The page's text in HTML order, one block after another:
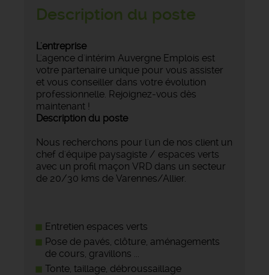
Description du poste
L'entreprise
L'agence d'intérim Auvergne Emplois est
votre partenaire unique pour vous assister
et vous conseiller dans votre évolution
professionnelle. Rejoignez-vous dès
maintenant !
Description du poste
Nous recherchons pour l'un de nos client un
chef d'équipe paysagiste / espaces verts
avec un profil maçon VRD dans un secteur
de 20/30 kms de Varennes/Allier.
Entretien espaces verts
Pose de pavés, clôture, aménagements
de cours, gravillons ...
Tonte, taillage, débroussaillage